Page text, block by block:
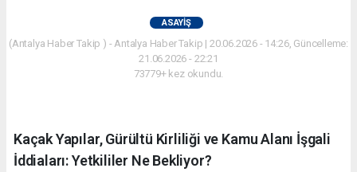
ASAYIŞ
(Antalya Haber Takip ) - Antalya Haber Takip | 20.06.2026 - 14:26, Güncelleme:
21.06.2026 - 22:21
73779+ kez okundu.
Kaçak Yapılar, Gürültü Kirliliği ve Kamu Alanı İşgali
İddiaları: Yetkililer Ne Bekliyor?